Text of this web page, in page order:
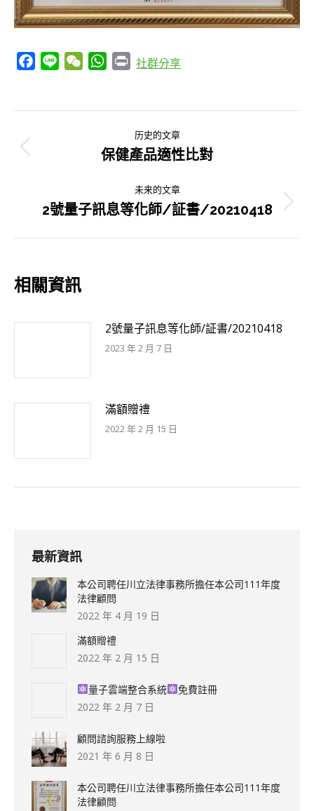
Facebook
Line WeChatWhatsApp
Print
社群分享
章
航
历史的文章
历
的
文
章：
保健產品適性比對
未来的文章
未
2號量子訊息等化師/証書/20210418
相關資訊
2號量子訊息等化師/証書/20210418
2023 年 2 月 7 日
滿額贈禮
2022 年 2 月 15 日
最新資訊
本公司聘任川立法律事務所擔任本公司111年度
法律顧問
2022 年 4 月 19 日
滿額贈禮
2022 年 2 月 15 日
量子雲端整合系統
免費註冊
2022 年 2 月 7 日
顧問諮詢服務上線啦
2021 年 6 月 8 日
本公司聘任川立法律事務所擔任本公司111年度
法律顧問